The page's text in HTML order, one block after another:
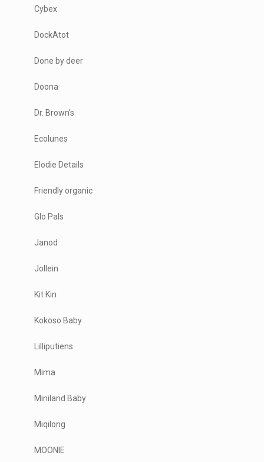
Cybex
DockAtot
Done by deer
Doona
Dr. Brown’s
Ecolunes
Elodie Details
Friendly organic
Glo Pals
Janod
Jollein
Kit Kin
Kokoso Baby
Lilliputiens
Mima
Miniland Baby
Miqilong
MOONIE